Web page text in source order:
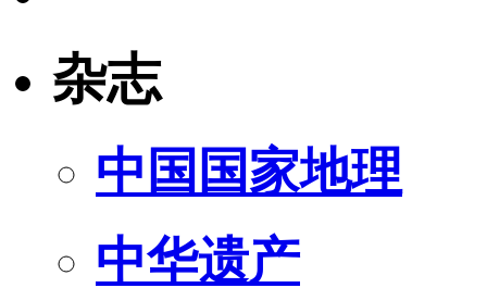
杂志
中国国家地理
中华遗产